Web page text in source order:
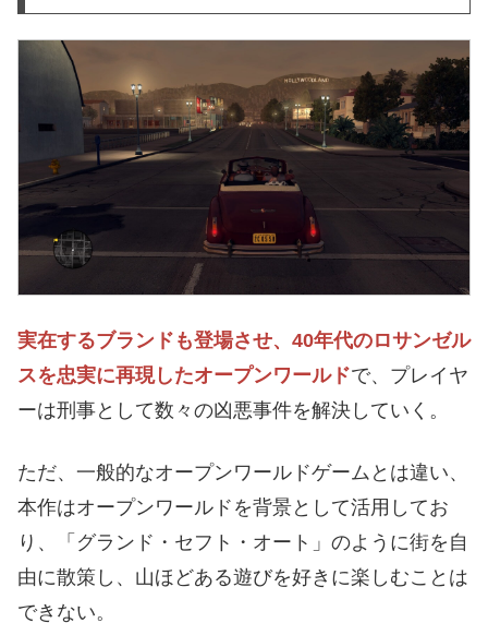
実在するブランドも登場させ、40年代のロサンゼル
スを忠実に再現したオープンワールドで、プレイヤ
ーは刑事として数々の凶悪事件を解決していく。
ただ、一般的なオープンワールドゲームとは違い、
本作はオープンワールドを背景として活用してお
り、「グランド・セフト・オート」のように街を自
由に散策し、山ほどある遊びを好きに楽しむことは
できない。